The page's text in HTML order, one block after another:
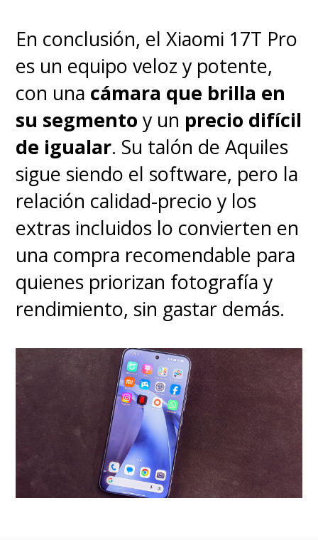
En conclusión, el Xiaomi 17T Pro
es un equipo veloz y potente,
con una cámara que brilla en
su segmento y un precio difícil
de igualar. Su talón de Aquiles
sigue siendo el software, pero la
relación calidad-precio y los
extras incluidos lo convierten en
una compra recomendable para
quienes priorizan fotografía y
rendimiento, sin gastar demás.